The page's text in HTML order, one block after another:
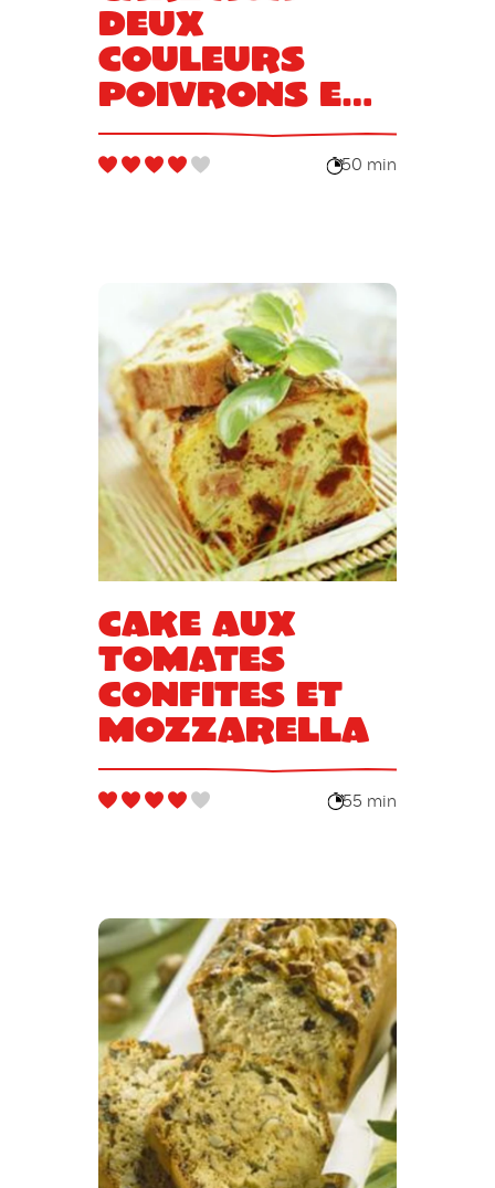
deux
couleurs
poivrons et
aubergines
grillées
50 min
Cake aux
tomates
confites et
Mozzarella
55 min